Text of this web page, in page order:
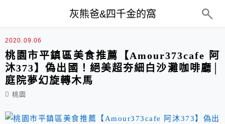
灰熊爸&四千金的窩
咖啡‧甜點‧下午茶
2020.09.06
桃園市平鎮區美食推薦【Amour373cafe 阿
沐373】偽出國！絕美超夯細白沙灘咖啡廳│
庭院夢幻旋轉木馬
桃園